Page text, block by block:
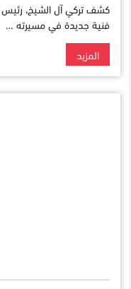
كشف تركي آل الشيخ، رئيس
فنية جديدة في مسيرته …
المزيد